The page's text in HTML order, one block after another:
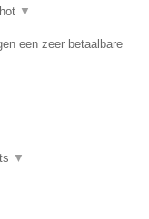
▼
een zeer betaalbare
▼